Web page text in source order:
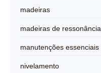
madeiras
madeiras de ressonância
manutenções essenciais
nivelamento